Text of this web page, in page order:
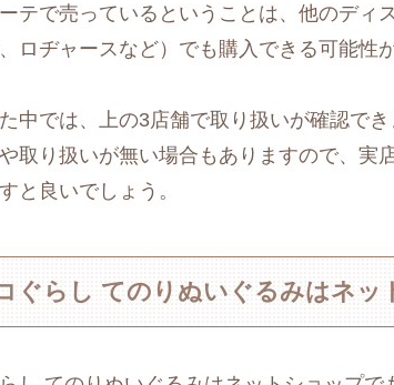
テで売っているということは、他のディ
ロヂャースなど）でも購入できる可能性
中では、上の3店舗で取り扱いが確認で
取り扱いが無い場合もありますので、実
と良いでしょう。
ぐらし てのりぬいぐるみはネッ